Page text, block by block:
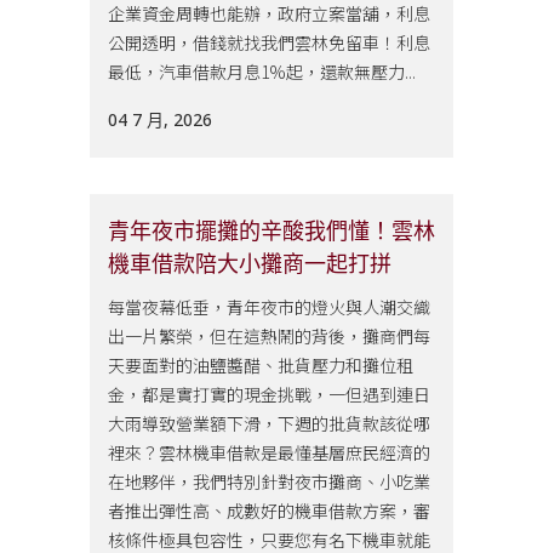
企業資金周轉也能辦，政府立案當舖，利息
公開透明，借錢就找我們雲林免留車！利息
最低，汽車借款月息1%起，還款無壓力...
04 7 月, 2026
青年夜市擺攤的辛酸我們懂！雲林
機車借款陪大小攤商一起打拼
每當夜幕低垂，青年夜市的燈火與人潮交織
出一片繁榮，但在這熱鬧的背後，攤商們每
天要面對的油鹽醬醋、批貨壓力和攤位租
金，都是實打實的現金挑戰，一但遇到連日
大雨導致營業額下滑，下週的批貨款該從哪
裡來？雲林機車借款是最懂基層庶民經濟的
在地夥伴，我們特別針對夜市攤商、小吃業
者推出彈性高、成數好的機車借款方案，審
核條件極具包容性，只要您有名下機車就能